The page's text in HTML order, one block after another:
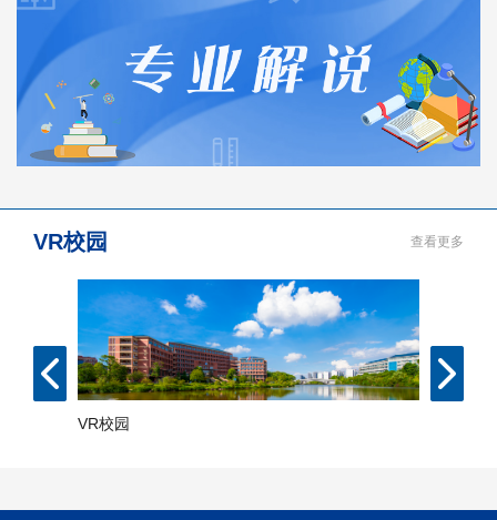
VR校园 查看更多
VR校园